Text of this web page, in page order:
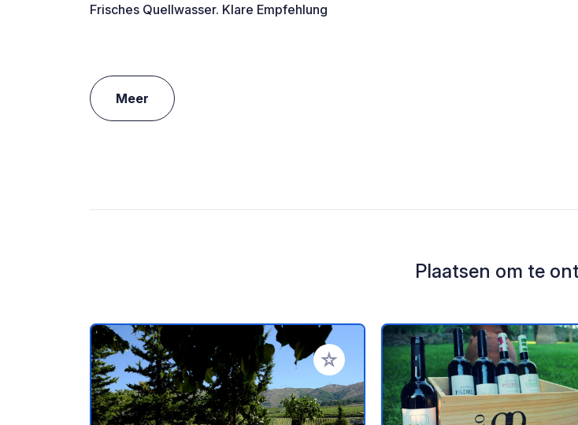
Frisches Quellwasser. Klare Empfehlung
Meer
Plaatsen om te
Voeg toe aan je favorieten